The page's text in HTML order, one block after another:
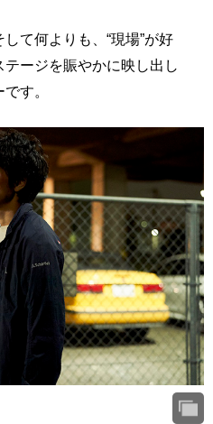
て何よりも、“現場”が好
ージを賑やかに映し出し
す。